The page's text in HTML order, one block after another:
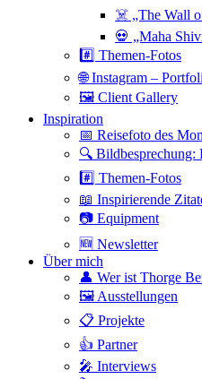
☠️ „The Wall
💀 „Maha
#️⃣ Themen-Fotos
🌐 Instagram –
🖼 Client Gallery
Inspiration
📅 Reisefoto des
🔍 Bildbesprechung:
#️⃣ Themen-Fotos
📖 Inspirierende
📷 Equipment
🆕 Newsletter
Über mich
👤 Wer ist Thorge
🖼 Ausstellungen
📋 Projekte
👍 Partner
🎤 Interviews